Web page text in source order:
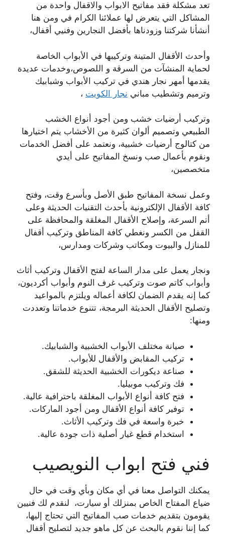
تعد مشكلة فقد مفاتيح الابواب والاقفال واحدة من
المشاكل التي يتعرض لها عملائنا الكرام في ومن هنا
أنشأنا شركتنا وزودناها بأفضل النجارين وفنيي أقفال،
وأحدث الأقفال المتينة وتركيبها في الأبواب الخاصة
لحماية المنشآت من السرقة و اللصوص،وخدمات عديدة
يقدمها أمهر نجار هندي في تركيب الأبواب وشبابيك
وترميم وتشطيب مباني نجار الكويت ،
وتركيب أرضيات خشب ومن أجود أنواع الخشب
الطبيعي وتصميم ألوان كثيرة من الأخشاب يتم اختيارها
من كتالوج أرضيات خشبية، ونعتمد على أفضل الخدمات
ونقوم بأعمال صب ونسخ المفاتيح على أيدي
متخصصين،
وعمل نسخة المفاتيح طبق الأصل وبأسرع وقت، وفتح
كافة الأقفال الإلكترونية بأحدث التقنيات الحديثة وعلى
أتم السرعة، وإصلاح الأقفال المغلقة والمحافظة على
القفل من الكسر ونغطي كافة المناطق وتركيب أقفال
للمنازل والبيوت ومكاتب وشركات ومدارس،
ونجار يعمل على مدار الساعة لفتح الأقفال وتركيب أثاث
وأبواب كاتم صوت وتركيب غرف النوم وأبواب أكرديون،
كما إنه يقدم الضمان لكافة أعماله ويلتزم بالمواعيد
وتصليح الأقفال الحديثة البرمجة، تتنوع خدماتنا وتعددت
ومنها:
صيانة مختلف الأبواب الخشبية والشبابيك.
تركيب المقابض والأقفال للأبواب.
صناعة ديكورات الخشبية الحديثة للشقق.
فك وتركيب موبيليا.
فتح كافة أنواع الأبواب المغلقة باحترافية عالية.
توفير كافة أنواع الأقفال ومن أجود الماركات.
خبرة واسعة في فك وتركيب الأثاث.
استخدام قطع غيار أصلية ذات جودة عالية.
فني فتح ابواب النويصيب
يمكنك التواصل معنا في أي مكان وبأي وقت في حال
ضياع المفتاح الخاص بمنزلك أو سيارت، لنقدم لك فنيين
يقومون بتقديم خدمات صب المفاتيح التي تحتاج إليها،
كما إننا نقوم بالبحث عن كل ماهو جديد لتصليح أقفال